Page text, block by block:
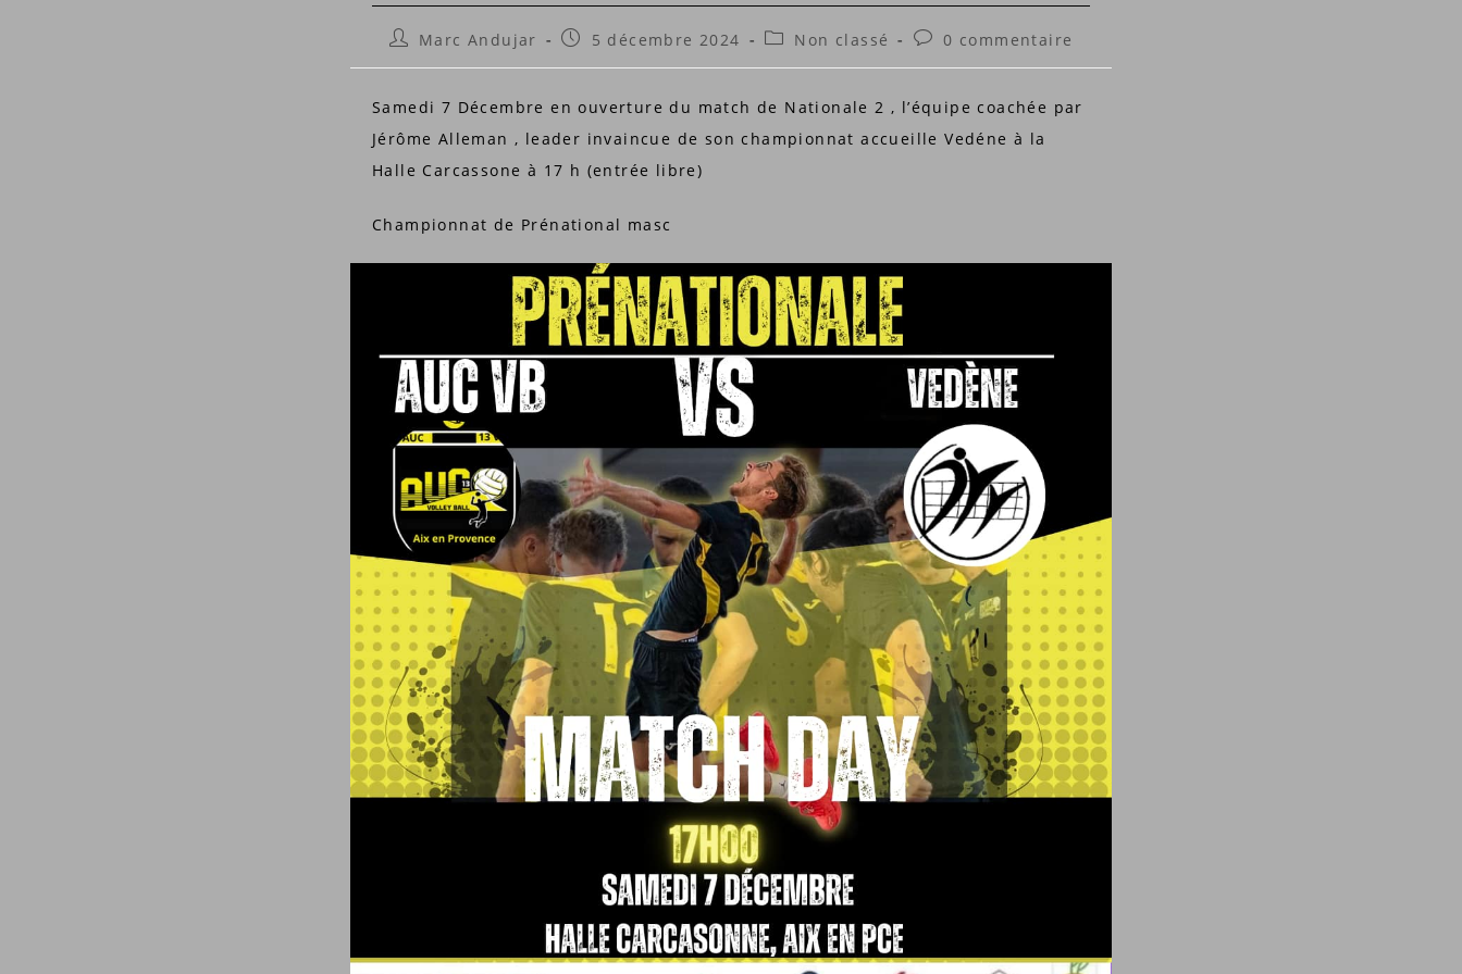
Auteur/autrice
publication :
Marc Andujar
Publication
5 décembre 2024
PostNon classé
Commentaires
publication :
0 commentaire
Samedi 7 Décembre en ouverture du match de Nationale 2 , l’équipe coachée par
Jérôme Alleman , leader invaincue de son championnat accueille Vedéne à la
Halle Carcassone à 17 h (entrée libre)
Championnat de Prénational masc